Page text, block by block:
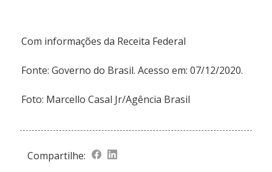
Com informações da Receita Federal
Fonte:Governo do Brasil. Acesso em: 07/12/2020.
Foto: Marcello Casal Jr/Agência Brasil
Compartilhe: